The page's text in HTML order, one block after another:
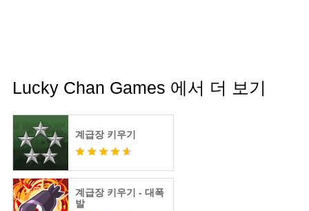
Lucky Chan Games 에서 더 보기
계급장 키우기
계급장 키우기 - 대폭
발